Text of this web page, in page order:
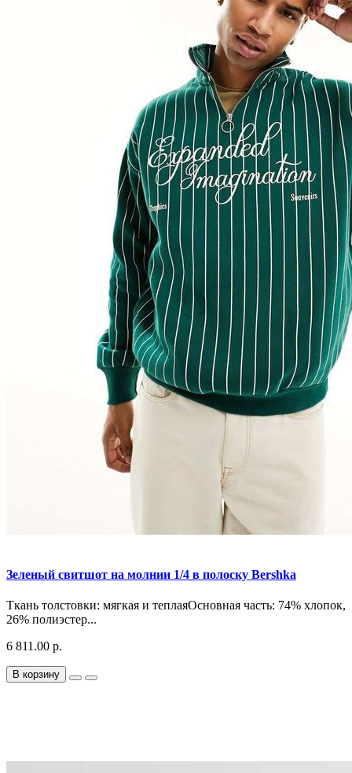
Зеленый свитшот на молнии 1/4 в полоску Bershka
Ткань толстовки: мягкая и теплаяОсновная часть: 74% хлопок,
26% полиэстер...
6 811.00 р.
В корзину